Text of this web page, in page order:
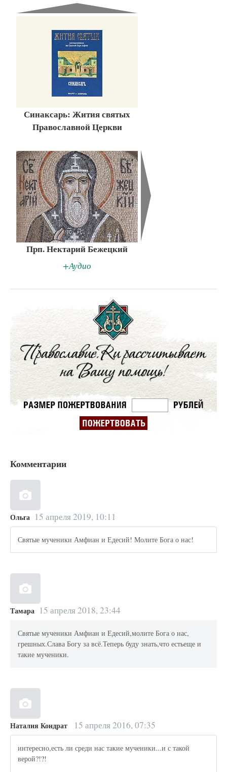
Синаксарь: Жития святых
Православной Церкви
Прп. Нектарий Бежецкий
+Аудио
Комментарии
Ольга 15 апреля 2019, 10:11
Святые мученики Амфиан и Едесий! Молите Бога о нас!
Тамара 15 апреля 2018, 23:44
Святые мученики Амфиан и Едесий,молите Бога о нас,
грешных.Слава Богу за всё.Теперь буду знать,что естьеще и
такие мученики.
Наталия Кондрат 15 апреля 2016, 07:35
интересно,есть ли среди нас такие мученики...и с такой
верой?!?!